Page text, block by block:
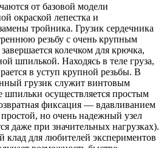
от базовой модели
окраской лепестка и
тройника. Грузик сердечника
резьбу с очень крупным
колечком для крючка,
шпилькой. Находясь в теле груза,
в уступ крупной резьбы. В
грузик служит винтовым
осуществляется простым
фиксация — вдавливанием
но очень надежный узел
даже при значительных нагрузках).
для любителей экспериментов